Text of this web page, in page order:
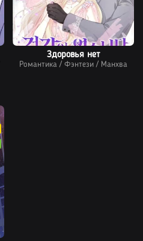
Здоровья нет
Романтика / Фэнтези / Манхва